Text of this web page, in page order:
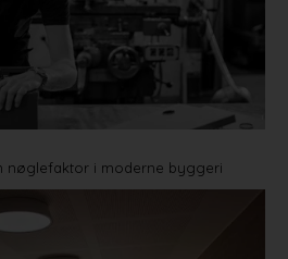
nøglefaktor i moderne byggeri